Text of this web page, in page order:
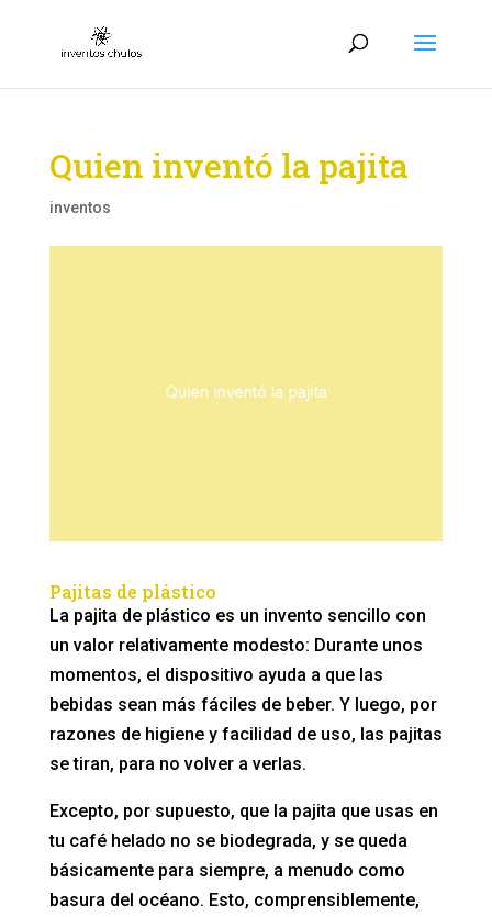
Quien inventó la pajita
inventos
Pajitas de plástico
La pajita de plástico es un invento sencillo con
un valor relativamente modesto: Durante unos
momentos, el dispositivo ayuda a que las
bebidas sean más fáciles de beber. Y luego, por
razones de higiene y facilidad de uso, las pajitas
se tiran, para no volver a verlas.
Excepto, por supuesto, que la pajita que usas en
tu café helado no se biodegrada, y se queda
básicamente para siempre, a menudo como
basura del océano. Esto, comprensiblemente,